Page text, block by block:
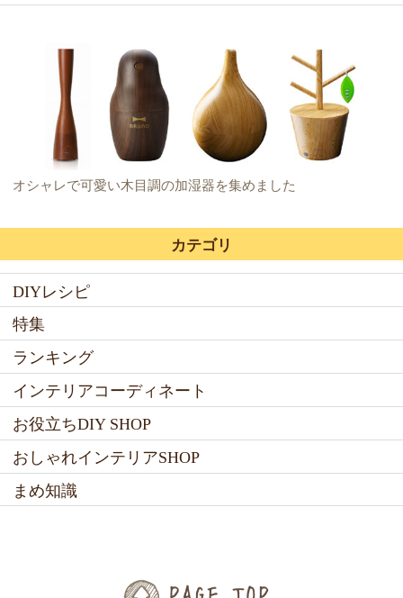
オシャレで可愛い木目調の加湿器を集めました
カテゴリ
DIYレシピ
特集
ランキング
インテリアコーディネート
お役立ちDIY SHOP
おしゃれインテリアSHOP
まめ知識